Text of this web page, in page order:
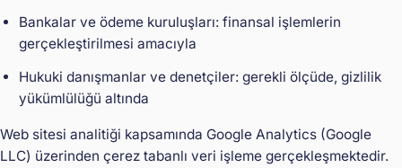
Bankalar ve ödeme kuruluşları: finansal işlemlerin
gerçekleştirilmesi amacıyla
Hukuki danışmanlar ve denetçiler: gerekli ölçüde, gizlilik
yükümlülüğü altında
Web sitesi analitiği kapsamında Google Analytics (Google
LLC) üzerinden çerez tabanlı veri işleme gerçekleşmektedir.